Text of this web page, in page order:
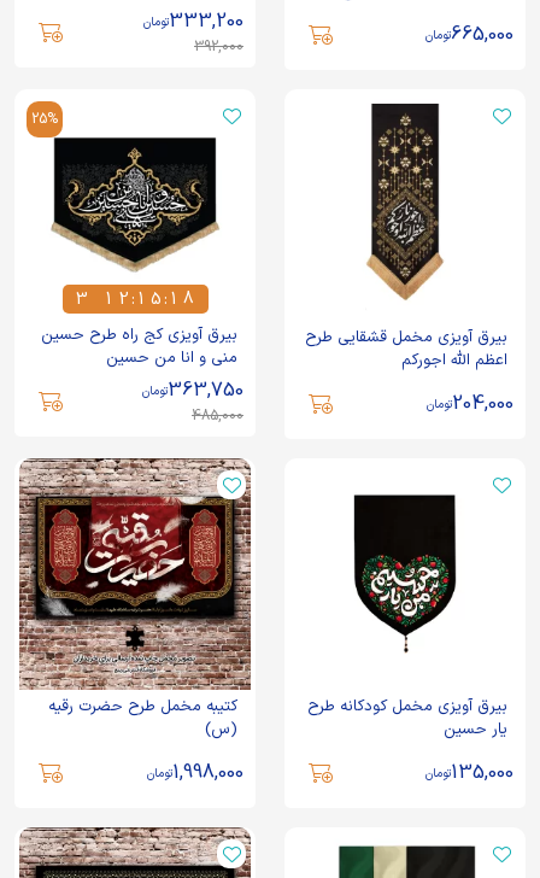
665,000تومان
392,000
333,200تومان
بیرق آویزی مخمل قشقایی طرح
اعظم الله اجورکم
204,000تومان
25%
3
3
1
1
2
2
:1
1
5
5
:1
1
8
8
بیرق آویزی کج راه طرح حسین
منی و انا من حسین
485,000
363,750تومان
بیرق آویزی مخمل کودکانه طرح
یار حسین
135,000تومان
کتیبه مخمل طرح حضرت رقیه
(س)
1,998,000تومان